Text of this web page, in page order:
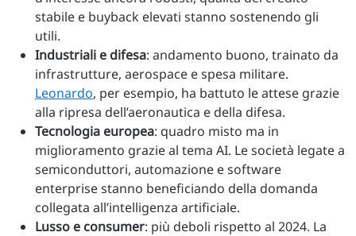
stabile e buyback elevati stanno sostenendo gli
utili.
Industriali e difesa: andamento buono, trainato da
infrastrutture, aerospace e spesa militare.
Leonardo, per esempio, ha battuto le attese grazie
alla ripresa dell’aeronautica e della difesa.
Tecnologia europea: quadro misto ma in
miglioramento grazie al tema AI. Le società legate a
semiconduttori, automazione e software
enterprise stanno beneficiando della domanda
collegata all’intelligenza artificiale.
Lusso e consumer: più deboli rispetto al 2024. La